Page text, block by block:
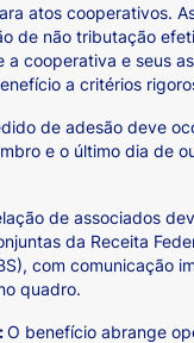
atos cooperativos.
de não tributação
a cooperativa e seus
a critérios
de adesão deve
e o último dia de
de associados
da Receita
com comunicação
quadro.
O benefício abrange